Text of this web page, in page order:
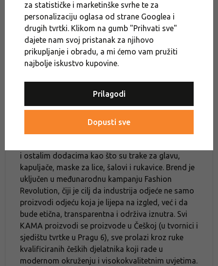
Nightshopping - EXTRA popust 10 % Rasprodaja
BRDO POPUSTA -22 % na odjeću Odjeća
KAMA je češki obiteljski brend poznat u zemlji i
inozemstvu. Osnovana je 1990. godine, a
specijalizirana je za pletenje sportskih i urbanih
i ostalim dodacima kao što su trake za glavu,
kapuljače, maske za lice, šalovi i rukavice. Brend je
uključen u međunarodnu kampanju Fashion
Revolution, čiji je cilj da industrija odjeće ne samo
proizvodi odjeću koja je lijepa na izgled, već i da
bude etična, transparentna i održiva iznutra. Svi
KAMA proizvodi se proizvode u Češkoj (u tvornici i
sjedištu tvrtke u Pragu 6), sve prolazi kroz ruke
kvalificiranih čeških djelatnika koji rade u
modernom okruženju i visokokvalitetnim uvjetima.
za statističke i marketinške svrhe te za
personalizaciju oglasa od strane Googlea i
drugih tvrtki. Klikom na gumb "Prihvati sve"
dajete nam svoj pristanak za njihovo
prikupljanje i obradu, a mi ćemo vam pružiti
najbolje iskustvo kupovine.
Prilagodi
Dopusti sve